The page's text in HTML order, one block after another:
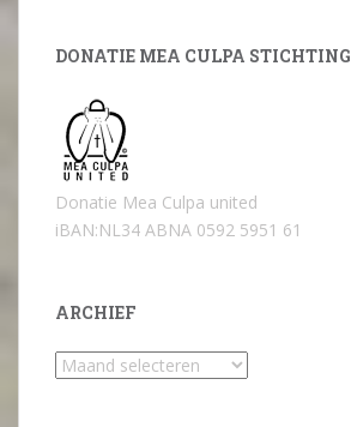
DONATIE MEA CULPA STICHTING
Donatie Mea Culpa united
iBAN:NL34 ABNA 0592 5951 61
ARCHIEF
Archief